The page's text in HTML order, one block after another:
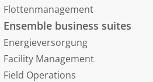
Flottenmanagement
Ensemble business suites
Energieversorgung
Facility Management
Field Operations